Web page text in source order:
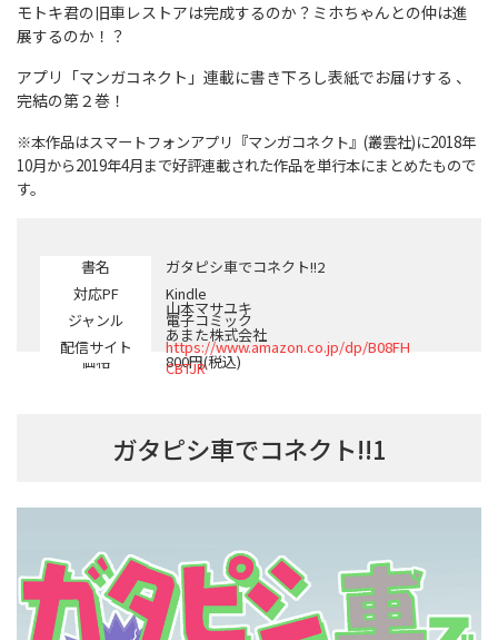
モトキ君の旧車レストアは完成するのか？ミホちゃんとの仲は進
展するのか！？
アプリ「マンガコネクト」連載に書き下ろし表紙でお届けする 、
完結の第２巻！
※本作品はスマートフォンアプリ『マンガコネクト』(叢雲社)に2018年
10月から2019年4月まで好評連載された作品を単行本にまとめたもので
す。
書名
ガタピシ車でコネクト!!2
山本マサユキ
対応PF
Kindle
あまた株式会社
ジャンル
電子コミック
価格
800円(税込)
配信サイト
https://www.amazon.co.jp/dp/B08FH
CBTJR
ガタピシ車でコネクト!!1